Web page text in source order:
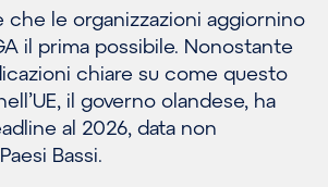
che le organizzazioni aggiornino
il prima possibile. Nonostante
chiare su come questo
il governo olandese, ha
al 2026, data non
Bassi.